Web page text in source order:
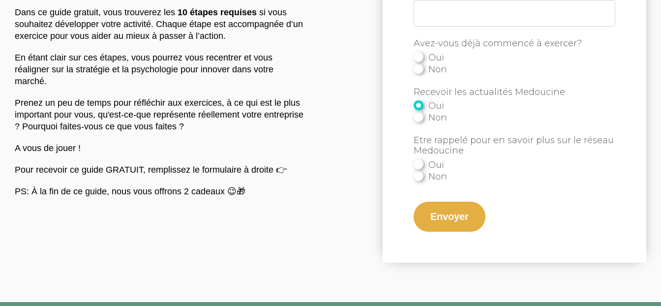
Dans ce guide gratuit, vous trouverez les 10 étapes requises si vous
souhaitez développer votre activité. Chaque étape est accompagnée d’un
exercice pour vous aider au mieux à passer à l’action.
En étant clair sur ces étapes, vous pourrez vous recentrer et vous
réaligner sur la stratégie et la psychologie pour innover dans votre
marché.
Prenez un peu de temps pour réfléchir aux exercices, à ce qui est le plus
important pour vous, qu'est-ce-que représente réellement votre entreprise
? Pourquoi faites-vous ce que vous faites ?
A vous de jouer !
Pour recevoir ce guide GRATUIT, remplissez le formulaire à droite 👉
PS: À la fin de ce guide, nous vous offrons 2 cadeaux 😉🎁
Avez-vous déjà commencé à exercer?
Oui
Non
Recevoir les actualités Medoucine
Oui
Non
Etre rappelé pour en savoir plus sur le réseau
Medoucine
Oui
Non